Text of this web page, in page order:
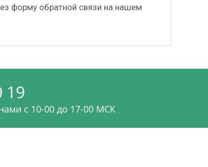
форму обратной связи на нашем
19
c 10-00 до 17-00 МСК